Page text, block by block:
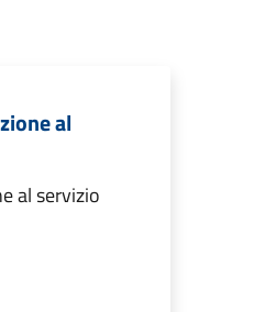
al
al servizio